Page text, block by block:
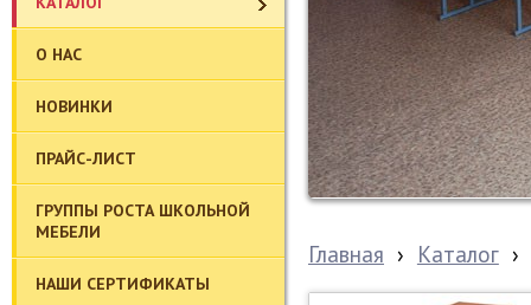
О НАС
НОВИНКИ
ПРАЙС-ЛИСТ
ГРУППЫ РОСТА ШКОЛЬНОЙ
МЕБЕЛИ
НАШИ СЕРТИФИКАТЫ
Главная › Каталог ›